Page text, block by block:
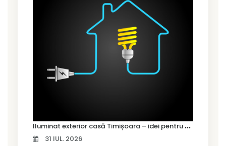
I
luminat exterior casă Timișoara – idei pentru siguranță și confort
31 IUL. 2026